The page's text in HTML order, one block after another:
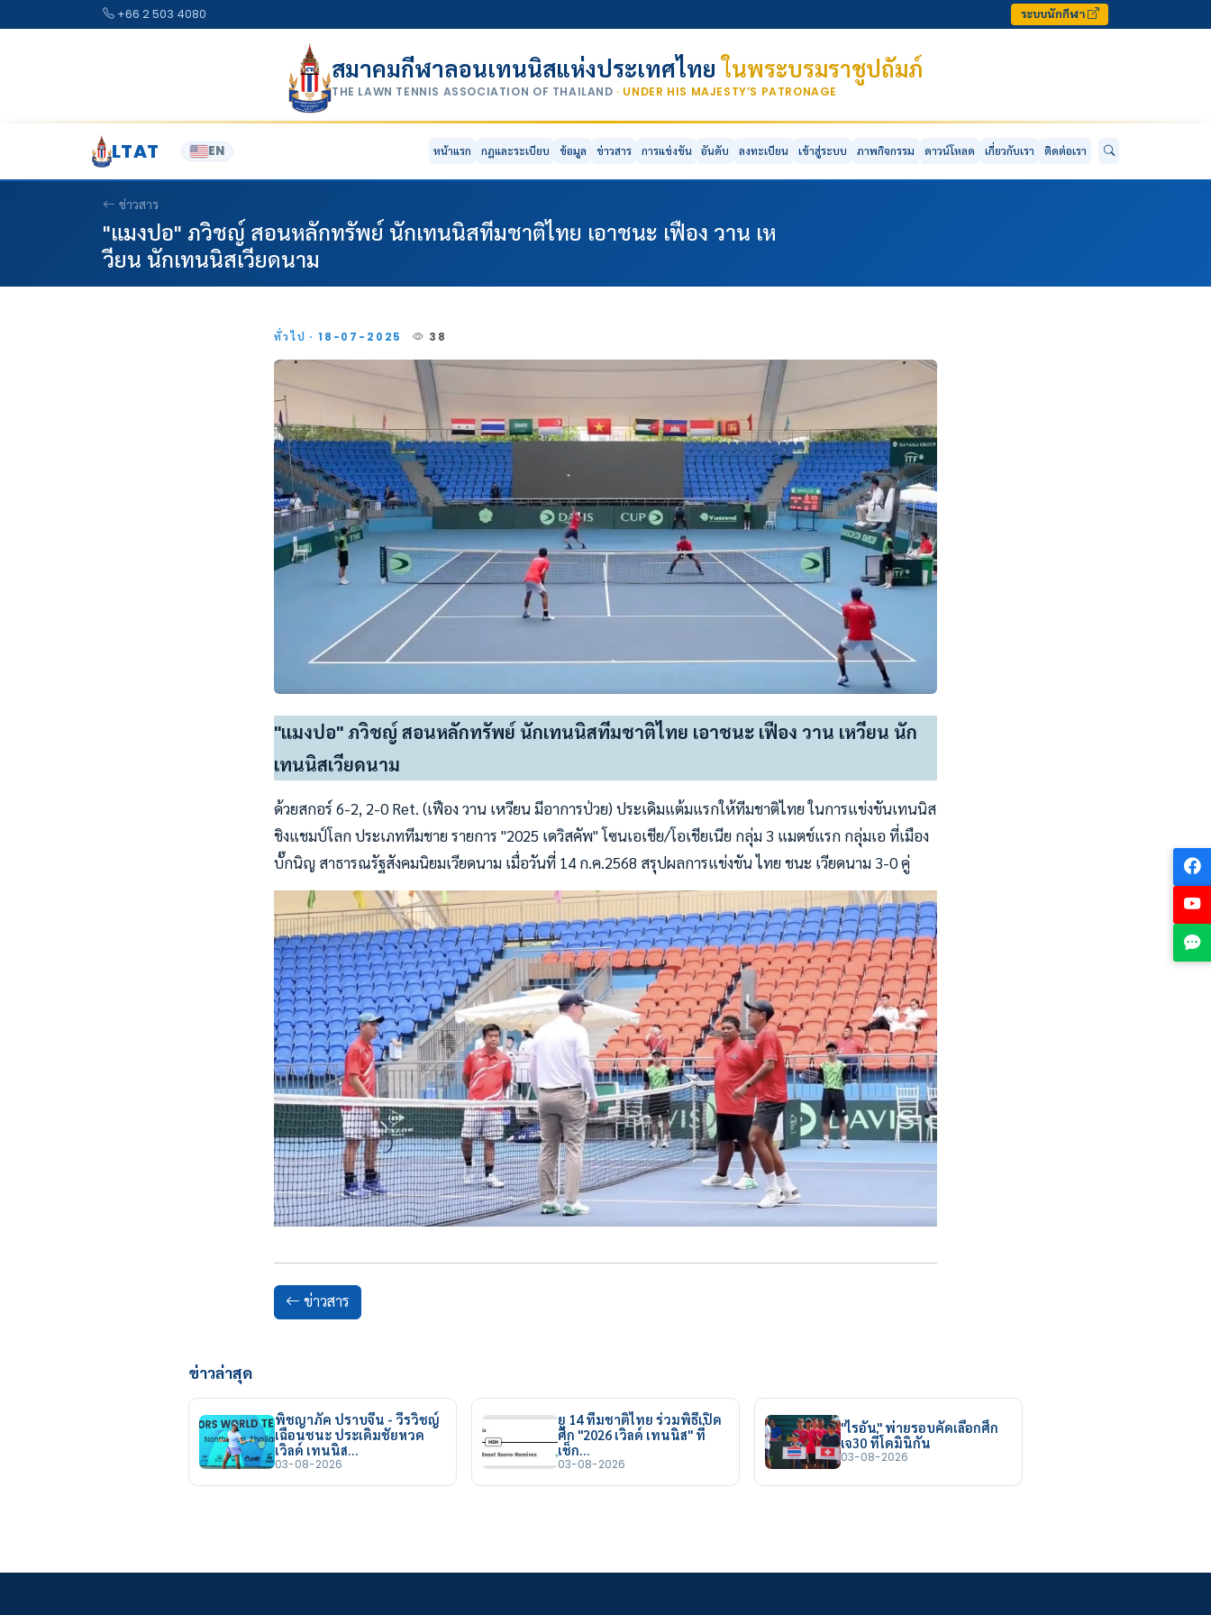
+66 2 503 4080 ระบบนักกีฬา
สมาคมกีฬาลอนเทนนิสแห่งประเทศไทยในพระบรมราชูปถัมภ์
THE LAWN TENNIS ASSOCIATION OF THAILAND · UNDER HIS MAJESTY’S PATRONAGE
LTAT EN หน้าแรก กฎและระเบียบ ข้อมูล ข่าวสาร การแข่งขัน อันดับ ลงทะเบียน เข้าสู่ระบบ ภาพกิจกรรม ดาวน์โหลด เกี่ยวกับเรา ติดต่อเรา
ข่าวสาร
"แมงปอ" ภวิชญ์ สอนหลักทรัพย์ นักเทนนิสทีมชาติไทย เอาชนะ เฟือง วาน เห
วียน นักเทนนิสเวียดนาม
ทั่วไป · 18-07-2025 38
"แมงปอ" ภวิชญ์ สอนหลักทรัพย์ นักเทนนิสทีมชาติไทย เอาชนะ เฟือง วาน เหวียน นัก
เทนนิสเวียดนาม
ด้วยสกอร์ 6-2, 2-0 Ret. (เฟือง วาน เหวียน มีอาการป่วย) ประเดิมแต้มแรกให้ทีมชาติไทย ในการแข่งขันเทนนิส
ชิงแชมป์โลก ประเภททีมชาย รายการ "2025 เดวิสคัพ" โซนเอเชีย/โอเชียเนีย กลุ่ม 3 แมตช์แรก กลุ่มเอ ที่เมือง
บั๊กนิญ สาธารณรัฐสังคมนิยมเวียดนาม เมื่อวันที่ 14 ก.ค.2568 สรุปผลการแข่งขัน ไทย ชนะ เวียดนาม 3-0 คู่
ข่าวสาร
ข่าวล่าสุด
พิชญาภัค ปราบจีน - วีรวิชญ์
เฉือนชนะ ประเดิมชัยหวด
เวิลด์ เทนนิส…
03-08-2026
ยู 14 ทีมชาติไทย ร่วมพิธีเปิด
ศึก "2026 เวิลด์ เทนนิส" ที่
เช็ก…
03-08-2026
"ไรอัน" พ่ายรอบคัดเลือกศึก
เจ30 ที่โดมินิกัน
03-08-2026